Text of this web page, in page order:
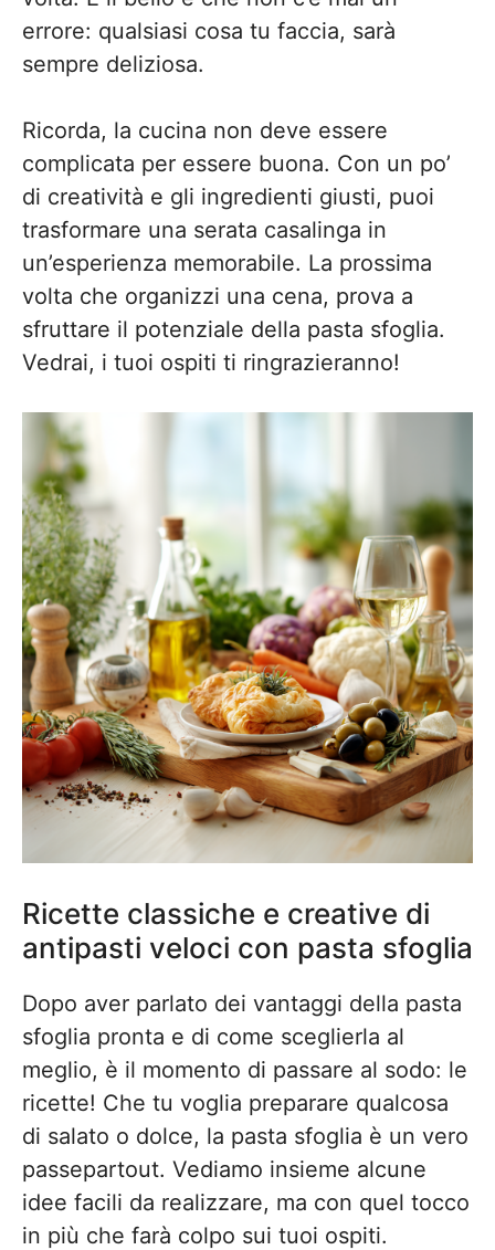
errore: qualsiasi cosa tu faccia, sarà
sempre deliziosa.
Ricorda, la cucina non deve essere
complicata per essere buona. Con un po’
di creatività e gli ingredienti giusti, puoi
trasformare una serata casalinga in
un’esperienza memorabile. La prossima
volta che organizzi una cena, prova a
sfruttare il potenziale della pasta sfoglia.
Vedrai, i tuoi ospiti ti ringrazieranno!
Ricette classiche e creative di
antipasti veloci con pasta sfoglia
Dopo aver parlato dei vantaggi della pasta
sfoglia pronta e di come sceglierla al
meglio, è il momento di passare al sodo: le
ricette! Che tu voglia preparare qualcosa
di salato o dolce, la pasta sfoglia è un vero
passepartout. Vediamo insieme alcune
idee facili da realizzare, ma con quel tocco
in più che farà colpo sui tuoi ospiti.